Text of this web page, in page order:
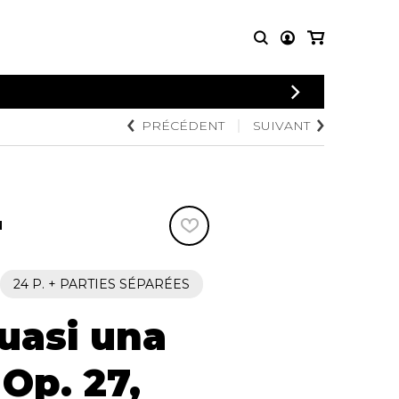
CONNEXION
PARTITIONS
POUR
Quatuor de saxophones
AUTRES
PRODUITS
Disques compacts et
DVDs
PRÉCÉDENT SUIVANT
24 P. + PARTIES SÉPARÉES
una
27,